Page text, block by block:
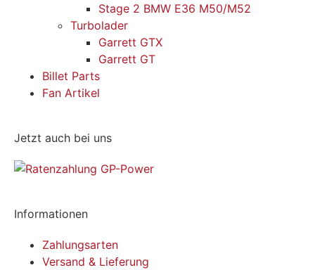
Stage 2 BMW E36 M50/M52
Turbolader
Garrett GTX
Garrett GT
Billet Parts
Fan Artikel
Jetzt auch bei uns
Informationen
Zahlungsarten
Versand & Lieferung